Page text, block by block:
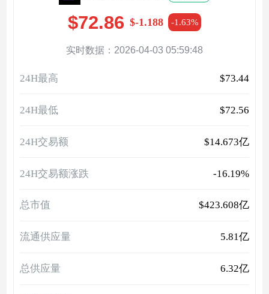
$72.86 $-1.188 -1.63%
实时数据：2026-04-03 05:59:48
24H最高 $73.44
24H最低 $72.56
24H交易额 $14.673亿
24H交易额涨跌 -16.19%
总市值 $423.608亿
流通供应量 5.81亿
总供应量 6.32亿